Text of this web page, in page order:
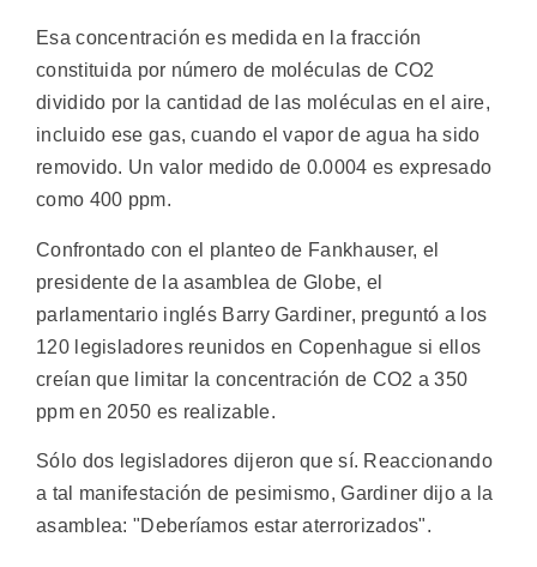
Esa concentración es medida en la fracción
constituida por número de moléculas de CO2
dividido por la cantidad de las moléculas en el aire,
incluido ese gas, cuando el vapor de agua ha sido
removido. Un valor medido de 0.0004 es expresado
como 400 ppm.
Confrontado con el planteo de Fankhauser, el
presidente de la asamblea de Globe, el
parlamentario inglés Barry Gardiner, preguntó a los
120 legisladores reunidos en Copenhague si ellos
creían que limitar la concentración de CO2 a 350
ppm en 2050 es realizable.
Sólo dos legisladores dijeron que sí. Reaccionando
a tal manifestación de pesimismo, Gardiner dijo a la
asamblea: "Deberíamos estar aterrorizados".